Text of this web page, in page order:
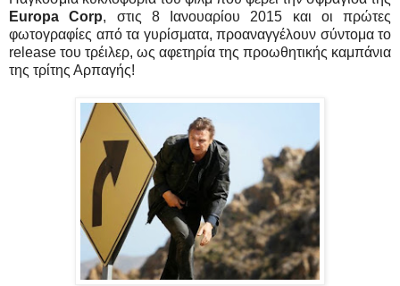
Europa Corp, στις 8 Ιανουαρίου 2015 και οι πρώτες
φωτογραφίες από τα γυρίσματα, προαναγγέλουν σύντομα το
release του τρέιλερ, ως αφετηρία της προωθητικής καμπάνια
της τρίτης Αρπαγής!